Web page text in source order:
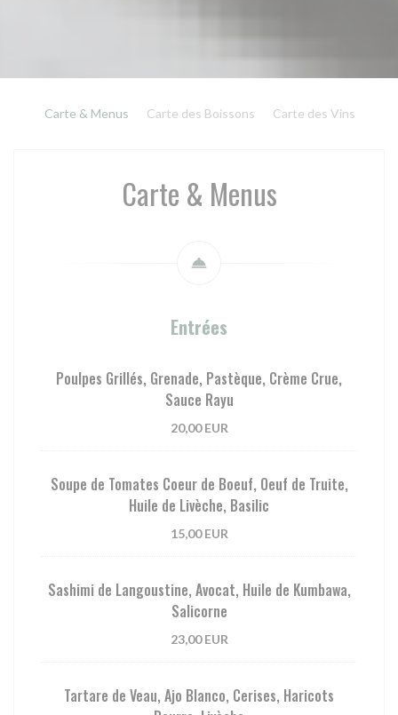
Carte & Menus Carte des Boissons Carte des Vins
Carte & Menus
Entrées
Poulpes Grillés, Grenade, Pastèque, Crème Crue,
Sauce Rayu
20,00 EUR
Soupe de Tomates Coeur de Boeuf, Oeuf de Truite,
Huile de Livèche, Basilic
15,00 EUR
Sashimi de Langoustine, Avocat, Huile de Kumbawa,
Salicorne
23,00 EUR
Tartare de Veau, Ajo Blanco, Cerises, Haricots